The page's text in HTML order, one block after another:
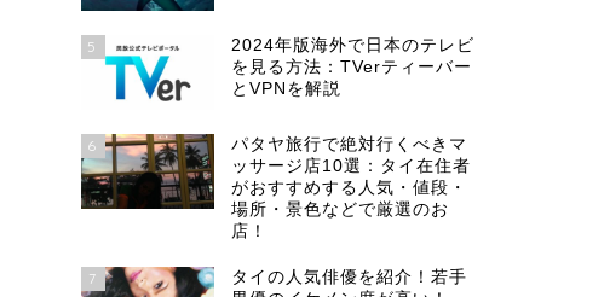
5
2024年版海外で日本のテレビ
を見る方法：TVerティーバー
とVPNを解説
6
パタヤ旅行で絶対行くべきマ
ッサージ店10選：タイ在住者
がおすすめする人気・値段・
場所・景色などで厳選のお
店！
7
タイの人気俳優を紹介！若手